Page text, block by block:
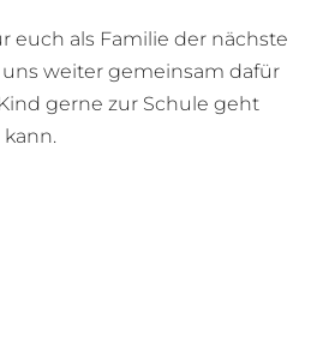
euch als Familie der nächste
weiter gemeinsam dafür
gerne zur Schule geht